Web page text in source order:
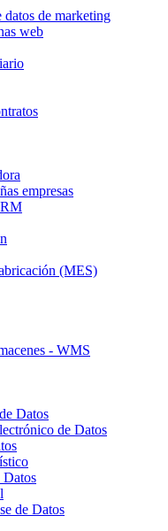
datos de marketing
web
empresas
(MES)
- WMS
Datos
de Datos
Datos
de Datos